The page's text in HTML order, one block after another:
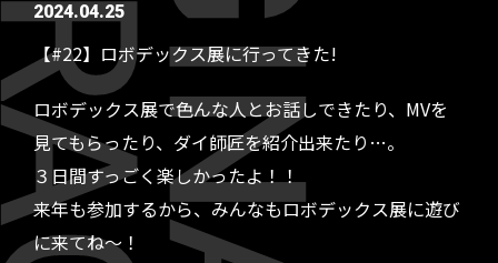
2024.04.25
【#22】ロボデックス展に行ってきた!
ロボデックス展で色んな人とお話しできたり、MVを
見てもらったり、ダイ師匠を紹介出来たり…。
３日間すっごく楽しかったよ！！
来年も参加するから、みんなもロボデックス展に遊び
に来てね～！